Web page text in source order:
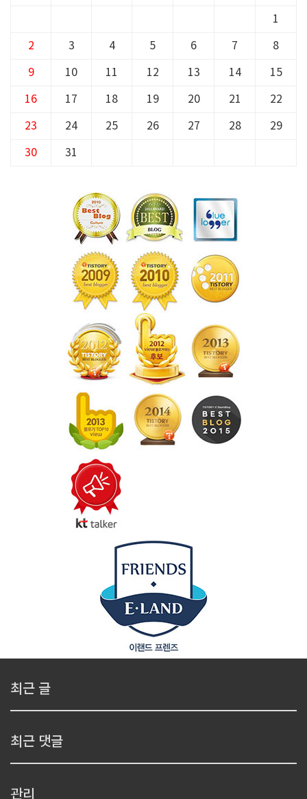
1
2 3 4 5 6 7 8
9 10 11 12 13 14 15
16 17 18 19 20 21 22
23 24 25 26 27 28 29
30 31
최근 글
최근 댓글
관리